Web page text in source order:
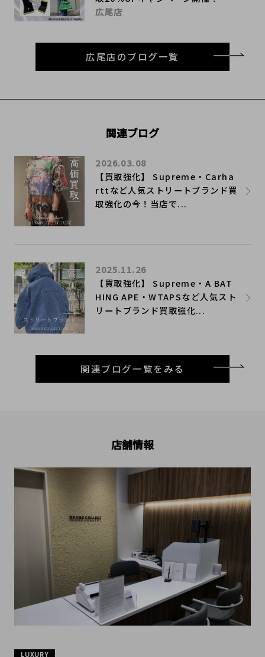
広尾店
広尾店のブログ一覧
関連ブログ
【買取強化】 Supreme・Carha
rttなど人気ストリートブランド買
取強化の今！当店で...
2026.03.08
【買取強化】 Supreme・A BAT
HING APE・WTAPSなど人気スト
リートブランド買取強化...
2025.11.26
関連ブログ一覧をみる
店舗情報
LUXURY